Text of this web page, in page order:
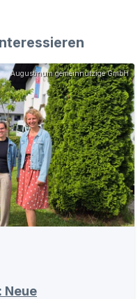
Augustinum gemeinnützige GmbH
Neue